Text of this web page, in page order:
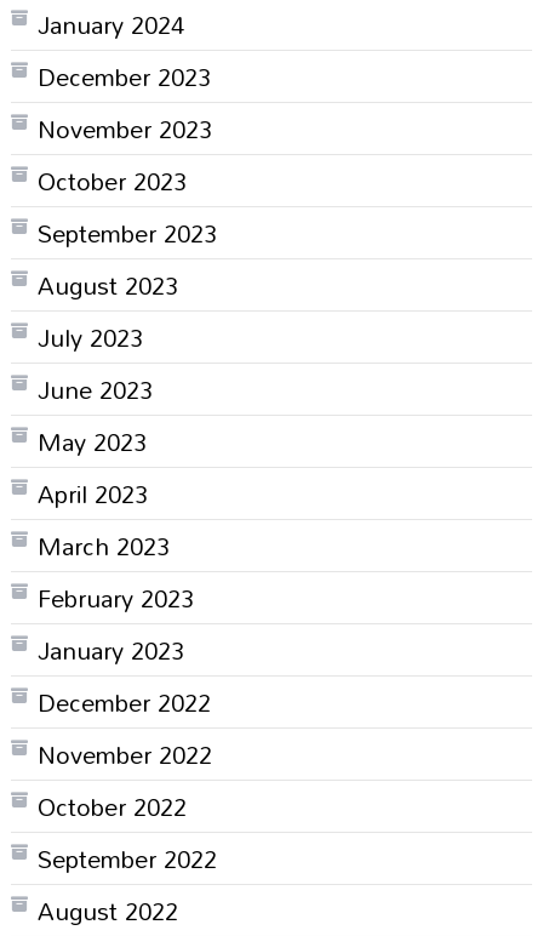
January 2024
December 2023
November 2023
October 2023
September 2023
August 2023
July 2023
June 2023
May 2023
April 2023
March 2023
February 2023
January 2023
December 2022
November 2022
October 2022
September 2022
August 2022